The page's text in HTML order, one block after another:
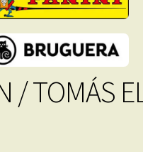
/ TOMÁS